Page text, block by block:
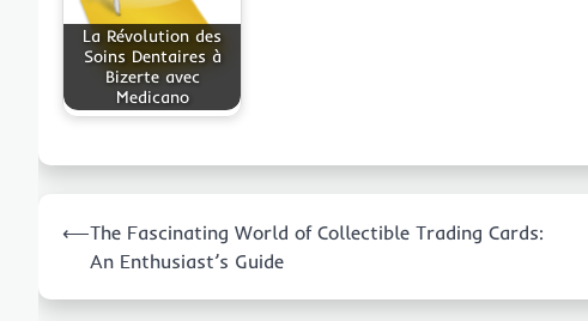
La Révolution des
Soins Dentaires à
Bizerte avec
Medicano
navigation
⟵The Fascinating World of Collectible Trading Cards:
An Enthusiast’s Guide